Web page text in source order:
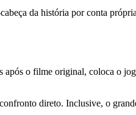
da história por conta
após o filme original, coloca o
direto. Inclusive, o